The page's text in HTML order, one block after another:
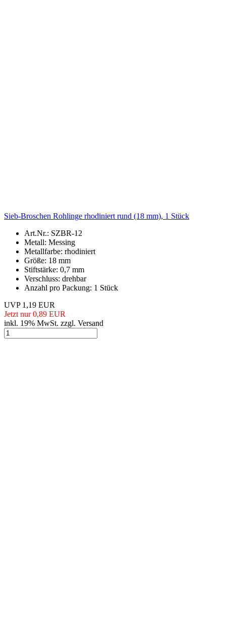
Sieb-Broschen Rohlinge rhodiniert rund (18 mm), 1 Stück
Art.Nr.: SZBR-12
Metall: Messing
Metallfarbe: rhodiniert
Größe: 18 mm
Stiftstärke: 0,7 mm
Verschluss: drehbar
Anzahl pro Packung: 1 Stück
UVP 1,19 EUR
Jetzt nur 0,89 EUR
inkl. 19% MwSt. zzgl. Versand